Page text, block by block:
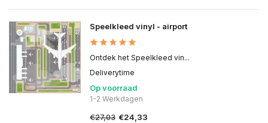
Speelkleed vinyl - airport
Ontdek het Speelkleed vin...
Deliverytime
Op voorraad
1-2 Werkdagen
€27,03 €24,33